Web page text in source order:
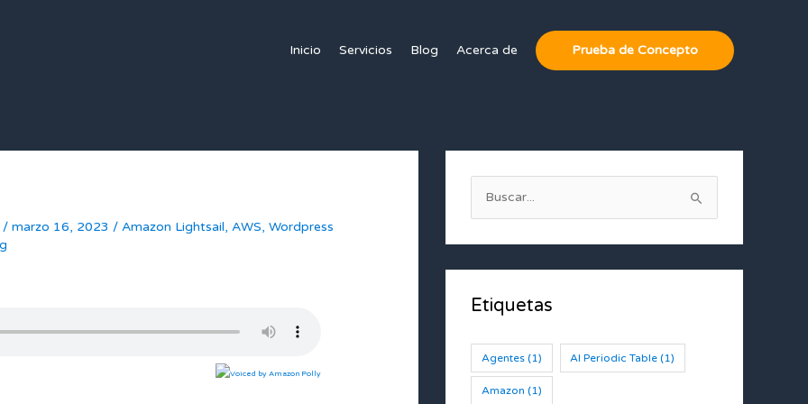
Inicio Servicios Blog Acerca de Prueba de Concepto
/marzo 16, 2023 /Amazon Lightsail,AWS,Wordpress
a
Etiquetas
Agentes(1) AI Periodic Table (1)
Amazon (1)